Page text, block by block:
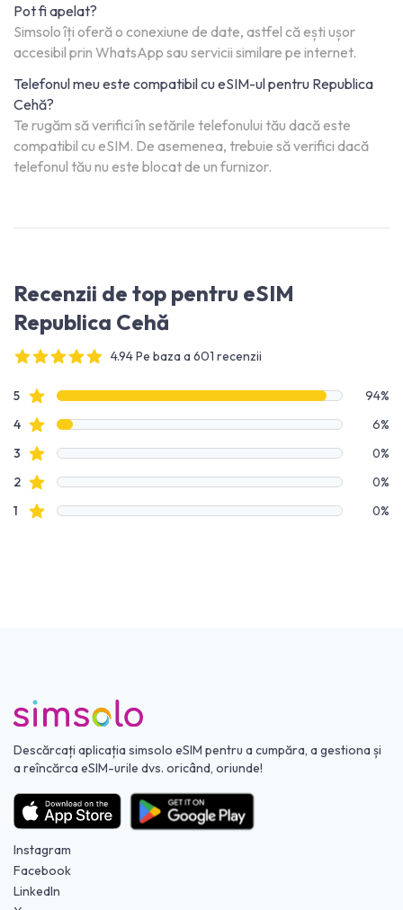
Pot fi apelat?
Simsolo îți oferă o conexiune de date, astfel că ești ușor
accesibil prin WhatsApp sau servicii similare pe internet.
Telefonul meu este compatibil cu eSIM-ul pentru Republica
Cehă?
Te rugăm să verifici în setările telefonului tău dacă este
compatibil cu eSIM. De asemenea, trebuie să verifici dacă
telefonul tău nu este blocat de un furnizor.
Recenzii de top pentru eSIM
Republica Cehă
4.94 Pe baza a 601 recenzii
Date recenzie
5recenzii cu stele
94%
4recenzii cu stele
6%
3 recenzii cu stele
0%
2recenzii cu stele
0%
1 recenzii cu stele 0%
Descărcați aplicația simsolo eSIM pentru a cumpăra, a gestiona și
a reîncărca eSIM-urile dvs. oricând, oriunde!
Instagram
Facebook
LinkedIn